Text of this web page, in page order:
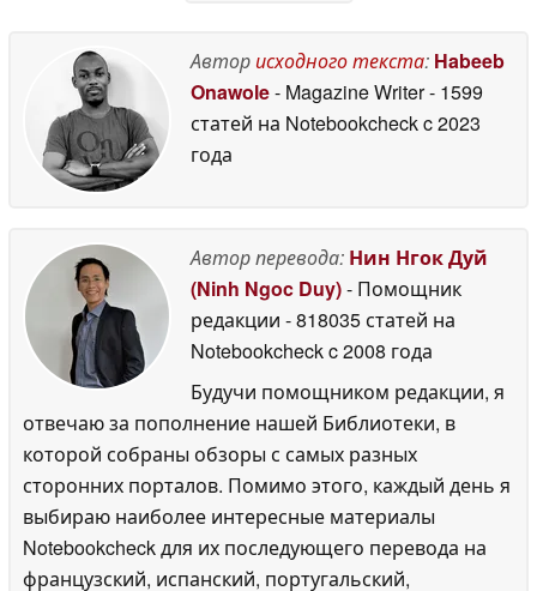
разрешением 3K и
частотой
обновления 144 Гц30
June 2026
Авторисходного текста: Habeeb
Onawole- Magazine Writer- 1599
статей на Notebookcheckc 2023
года
Автор перевода: Нин Нгок Дуй
(Ninh Ngoc Duy)- Помощник
редакции - 818035 статей на
Notebookcheckc 2008 года
Будучи помощником редакции, я
отвечаю за пополнение нашей Библиотеки, в
которой собраны обзоры с самых разных
сторонних порталов. Помимо этого, каждый день я
выбираю наиболее интересные материалы
Notebookcheck для их последующего перевода на
французский, испанский, португальский,